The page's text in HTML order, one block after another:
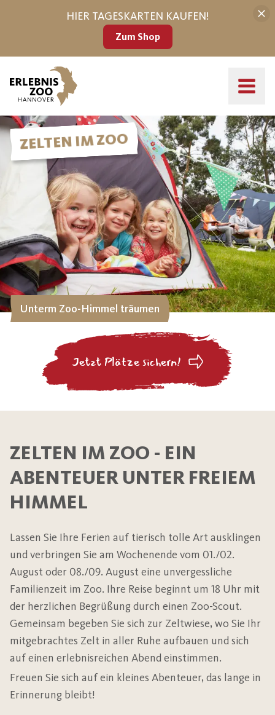
HIER TAGESKARTEN KAUFEN!
Zum Shop
Zelten im Zoo
ZELTEN IM ZOO
Unterm Zoo-Himmel träumen
Jetzt Plätze sichern!
ZELTEN IM ZOO - EIN
ABENTEUER UNTER FREIEM
HIMMEL
Lassen Sie Ihre Ferien auf tierisch tolle Art ausklingen
und verbringen Sie am Wochenende vom 01./02.
August oder 08./09. August eine unvergessliche
Familienzeit im Zoo. Ihre Reise beginnt um 18 Uhr mit
der herzlichen Begrüßung durch einen Zoo-Scout.
Gemeinsam begeben Sie sich zur Zeltwiese, wo Sie Ihr
mitgebrachtes Zelt in aller Ruhe aufbauen und sich
auf einen erlebnisreichen Abend einstimmen.
Freuen Sie sich auf ein kleines Abenteuer, das lange in
Erinnerung bleibt!